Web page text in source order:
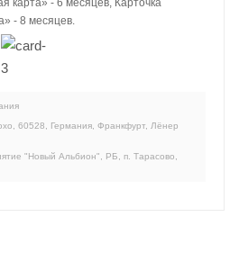
карта» - 6 месяцев, Карточка
- 8 месяцев.
60528, Германия, Франкфурт, Лёнер
"Новый Альбион", РБ, п. Тарасово,